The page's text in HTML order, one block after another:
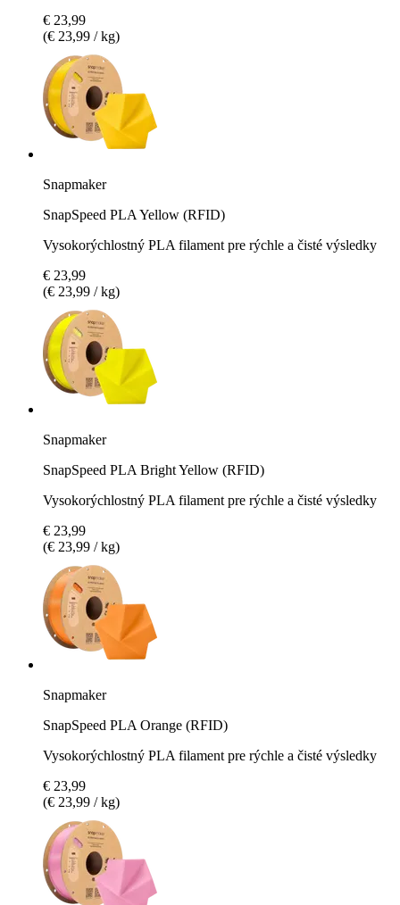
€ 23,99
(€ 23,99 / kg)
Snapmaker
SnapSpeed PLA Yellow (RFID)
Vysokorýchlostný PLA filament pre rýchle a čisté výsledky
€ 23,99
(€ 23,99 / kg)
Snapmaker
SnapSpeed PLA Bright Yellow (RFID)
Vysokorýchlostný PLA filament pre rýchle a čisté výsledky
€ 23,99
(€ 23,99 / kg)
Snapmaker
SnapSpeed PLA Orange (RFID)
Vysokorýchlostný PLA filament pre rýchle a čisté výsledky
€ 23,99
(€ 23,99 / kg)